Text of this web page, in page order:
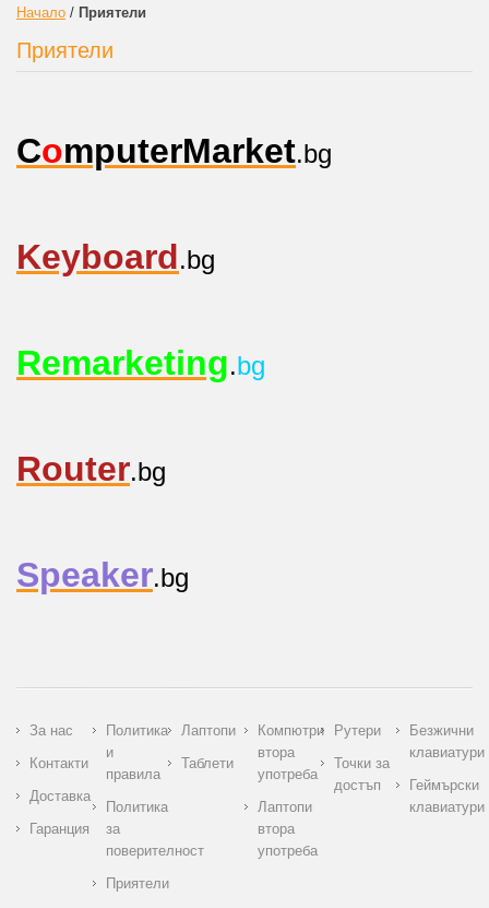
Начало / Приятели
Приятели
ComputerMarket.bg
Keyboard.bg
Remarketing.bg
Router.bg
Speaker.bg
За нас
Контакти
Доставка
Гаранция
Политика
и
правила
Политика
за
поверителност
Приятели
Лаптопи
Таблети
Компютри
втора
употреба
Лаптопи
втора
употреба
Рутери
Точки за
достъп
Безжични
клавиатури
Геймърски
клавиатури